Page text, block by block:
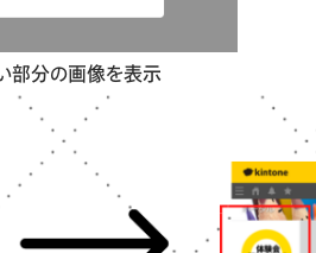
部分の画像を表示